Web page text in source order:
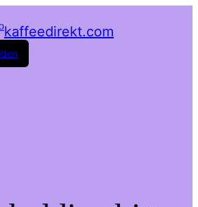
kaffeedirekt.com